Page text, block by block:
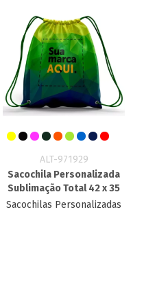
ALT-971929
Sacochila Personalizada​
Sublimação Total 42 x 35
Sacochilas Personalizadas